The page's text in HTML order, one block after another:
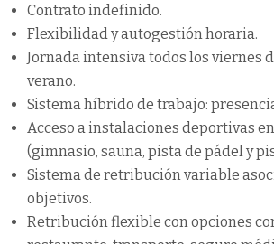
Contrato indefinido.
Flexibilidad y autogestión horaria.
Jornada intensiva todos los viernes
verano.
Sistema híbrido de trabajo:
Acceso a instalaciones deportivas
(gimnasio, sauna, pista de pádel y
Sistema de retribución variable
objetivos.
Retribución flexible con opciones